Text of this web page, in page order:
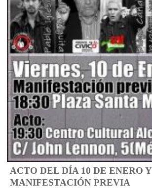
ACTO DEL DÍA 10 DE ENERO Y
MANIFESTACIÓN PREVIA